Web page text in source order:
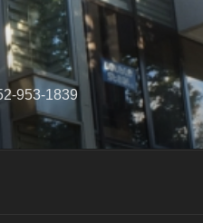
953-1839